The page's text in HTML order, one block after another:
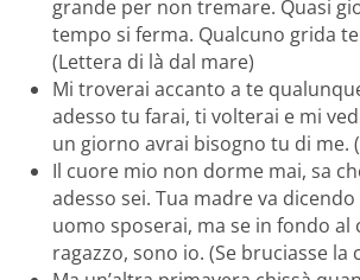
grande per non tremare. Quasi
tempo si ferma. Qualcuno grida
(Lettera di là dal mare)
Mi troverai accanto a te
adesso tu farai, ti volterai e mi
un giorno avrai bisogno tu di me.
Il cuore mio non dorme mai, sa
adesso sei. Tua madre va
uomo sposerai, ma se in fondo al
ragazzo, sono io. (Se bruciasse la